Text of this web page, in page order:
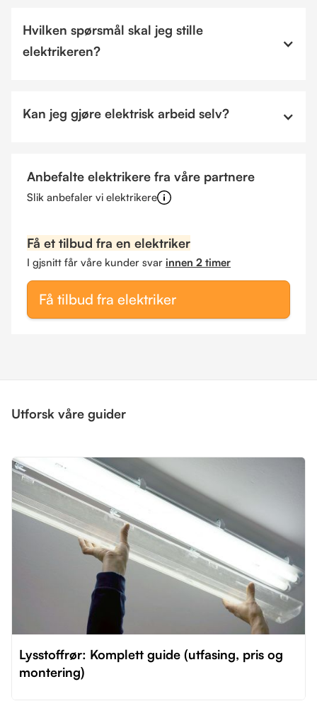
Hvilken spørsmål skal jeg stille
elektrikeren?
Kan jeg gjøre elektrisk arbeid selv?
Anbefalte elektrikere fra våre partnere
Slik anbefaler vi elektrikere
Få et tilbud fra en elektriker
I gjsnitt får våre kunder svar innen 2 timer
Få tilbud fra elektriker
Utforsk våre guider
Lysstoffrør: Komplett guide (utfasing, pris og
montering)